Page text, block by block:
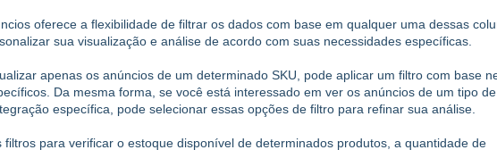
oferece a flexibilidade de filtrar os dados com base em qualquer uma dessas
sua visualização e análise de acordo com suas necessidades específicas.
apenas os anúncios de um determinado SKU, pode aplicar um filtro com base
Da mesma forma, se você está interessado em ver os anúncios de um tipo de
específica, pode selecionar essas opções de filtro para refinar sua análise.
para verificar o estoque disponível de determinados produtos, a quantidade de